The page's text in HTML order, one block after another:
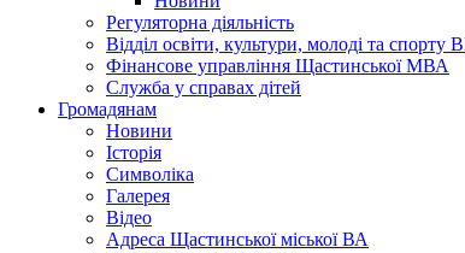
Регуляторна діяльність
Відділ освіти, культури, молоді та спорту
Фінансове управління Щастинської МВА
Служба у справах дітей
Громадянам
Новини
Історія
Символіка
Галерея
Відео
Адреса Щастинської міської ВА